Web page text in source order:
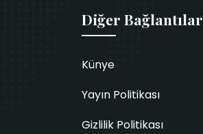
Diğer Bağlantılar
Künye
Yayın Politikası
Gizlilik Politikası